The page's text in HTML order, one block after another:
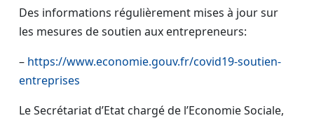
Des informations régulièrement mises à jour sur
les mesures de soutien aux entrepreneurs:
– https://www.economie.gouv.fr/covid19-soutien-
entreprises
Le Secrétariat d’Etat chargé de l’Economie Sociale,